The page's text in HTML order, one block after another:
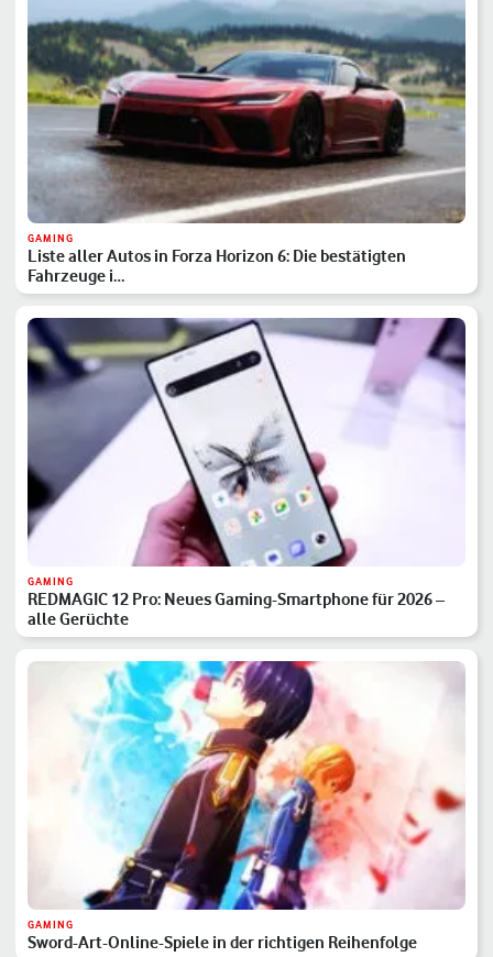
GAMING
Liste aller Autos in Forza Horizon 6: Die bestätigten
Fahrzeuge i…
GAMING
REDMAGIC 12 Pro: Neues Gaming-Smartphone für 2026 –
alle Gerüchte
GAMING
Sword-Art-Online-Spiele in der richtigen Reihenfolge